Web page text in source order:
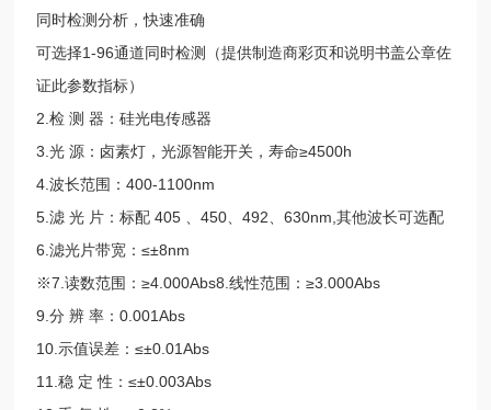
同时检测分析，快速准确
可选择1-96通道同时检测（提供制造商彩页和说明书盖公章佐
证此参数指标）
2.检 测 器：硅光电传感器
3.光 源：卤素灯，光源智能开关，寿命≥4500h
4.波长范围：400-1100nm
5.滤 光 片：标配 405 、450、492、630nm,其他波长可选配
6.滤光片带宽：≤±8nm
※7.读数范围：≥4.000Abs8.线性范围：≥3.000Abs
9.分 辨 率：0.001Abs
10.示值误差：≤±0.01Abs
11.稳 定 性：≤±0.003Abs